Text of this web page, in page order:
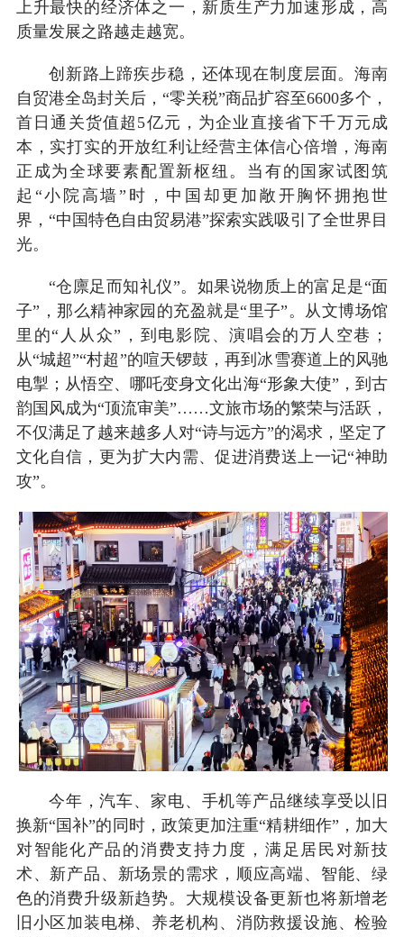
上升最快的经济体之一，新质生产力加速形成，高
质量发展之路越走越宽。
创新路上蹄疾步稳，还体现在制度层面。海南
自贸港全岛封关后，“零关税”商品扩容至6600多个，
首日通关货值超5亿元，为企业直接省下千万元成
本，实打实的开放红利让经营主体信心倍增，海南
正成为全球要素配置新枢纽。当有的国家试图筑
起“小院高墙”时，中国却更加敞开胸怀拥抱世
界，“中国特色自由贸易港”探索实践吸引了全世界目
光。
“仓廪足而知礼仪”。如果说物质上的富足是“面
子”，那么精神家园的充盈就是“里子”。从文博场馆
里的“人从众”，到电影院、演唱会的万人空巷；
从“城超”“村超”的喧天锣鼓，再到冰雪赛道上的风驰
电掣；从悟空、哪吒变身文化出海“形象大使”，到古
韵国风成为“顶流审美”……文旅市场的繁荣与活跃，
不仅满足了越来越多人对“诗与远方”的渴求，坚定了
文化自信，更为扩大内需、促进消费送上一记“神助
攻”。
今年，汽车、家电、手机等产品继续享受以旧
换新“国补”的同时，政策更加注重“精耕细作”，加大
对智能化产品的消费支持力度，满足居民对新技
术、新产品、新场景的需求，顺应高端、智能、绿
色的消费升级新趋势。大规模设备更新也将新增老
旧小区加装电梯、养老机构、消防救援设施、检验